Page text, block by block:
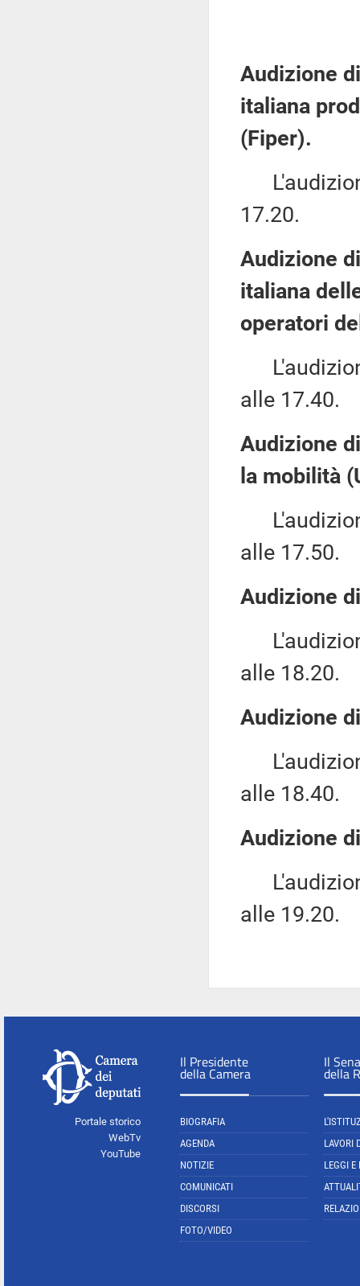
Audizione
italiana
(Fiper).
17.20.
Audizione
italiana
operatori
alle 17.40.
Audizione
la mobilità
alle 17.50.
Audizione
alle 18.20.
Audizione
alle 18.40.
Audizione
alle 19.20.
Portale storico
WebTv
YouTube
Il Presidente
della Camera
BIOGRAFIA
AGENDA
NOTIZIE
COMUNICATI
DISCORSI
FOTO/VIDEO
Il
della
LAVORI
LEGGI E